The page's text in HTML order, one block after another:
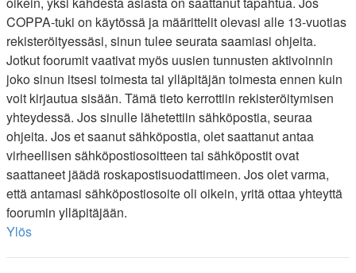
COPPA-tuki on käytössä ja määrittelit olevasi alle 13-vuotias
rekisteröityessäsi, sinun tulee seurata saamiasi ohjeita.
Jotkut foorumit vaativat myös uusien tunnusten aktivoinnin
joko sinun itsesi toimesta tai ylläpitäjän toimesta ennen kuin
voit kirjautua sisään. Tämä tieto kerrottiin rekisteröitymisen
yhteydessä. Jos sinulle lähetettiin sähköpostia, seuraa
ohjeita. Jos et saanut sähköpostia, olet saattanut antaa
virheellisen sähköpostiosoitteen tai sähköpostit ovat
saattaneet jäädä roskapostisuodattimeen. Jos olet varma,
että antamasi sähköpostiosoite oli oikein, yritä ottaa yhteyttä
foorumin ylläpitäjään.
Ylös